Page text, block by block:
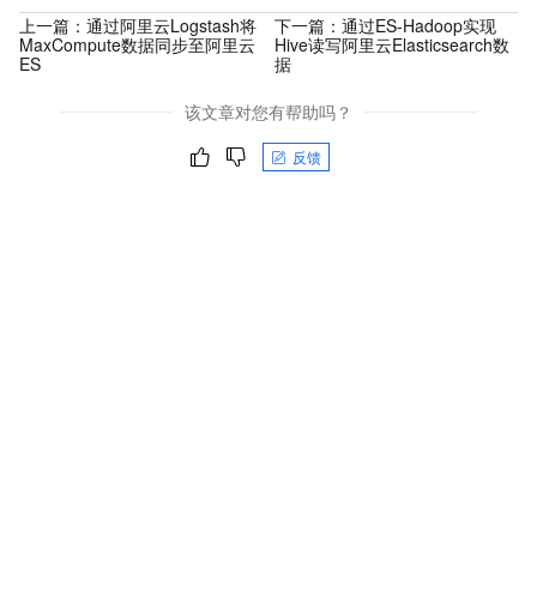
上一篇： 通过阿里云Logstash将
MaxCompute数据同步至阿里云
ES
下一篇： 通过ES-Hadoop实现
Hive读写阿里云Elasticsearch数
据
该文章对您有帮助吗？
反馈